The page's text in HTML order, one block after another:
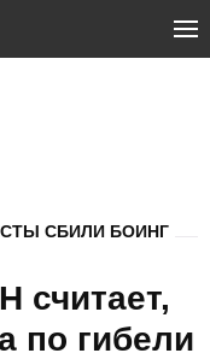
СБИЛИ БОИНГ
считает,
по гибели